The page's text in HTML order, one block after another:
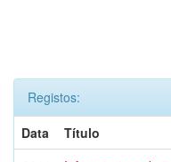
Registos:
Data
Título